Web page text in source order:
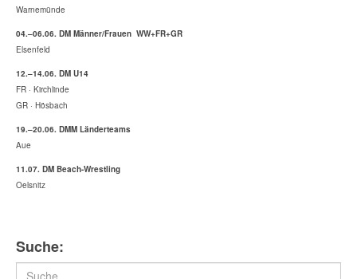
Warnemünde
04.–06.06. DM Männer/Frauen WW+FR+GR
Elsenfeld
12.–14.06. DM U14
FR · Kirchlinde
GR · Hösbach
19.–20.06. DMM Länderteams
Aue
11.07. DM Beach-Wrestling
Oelsnitz
Suche:
Suchen